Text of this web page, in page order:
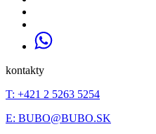
kontakty
T: +421 2 5263 5254
E: BUBO@BUBO.SK